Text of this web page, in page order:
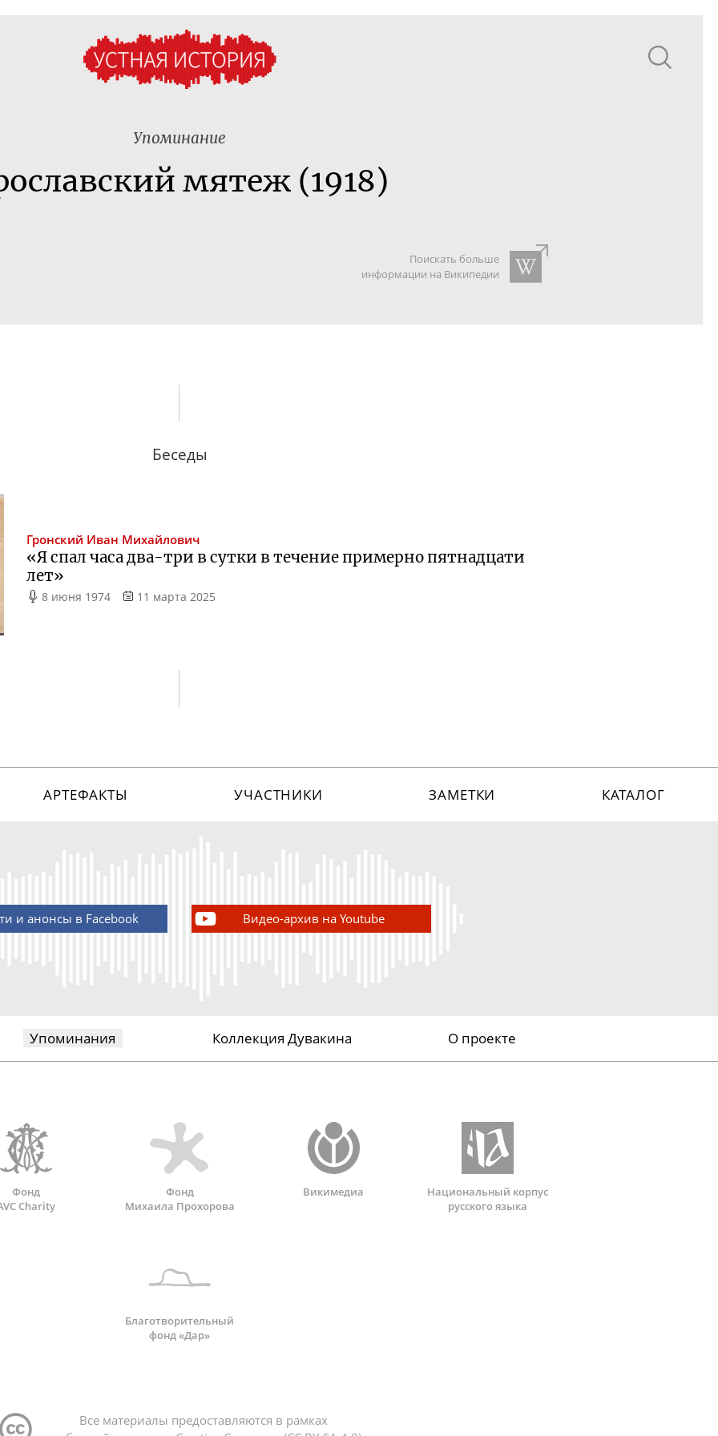
Упоминание
мятеж (1918)
Поискать больше
информации на Википедии
Беседы
Гронский Иван Михайлович
«Я спал часадва-три в сутки в течение примерно пятнадцати
лет»
8 июня 1974 11 марта 2025
АРТЕФАКТЫ УЧАСТНИКИ ЗАМЕТКИ КАТАЛОГ
и анонсы в Facebook Видео-архив на Youtube
Упоминания Коллекция Дувакина О проекте
Фонд
Charity
Фонд
Михаила Прохорова
Викимедиа
Национальный корпус
русского языка
Благотворительный
фонд «Дар»
Все материалы предоставляются в рамках